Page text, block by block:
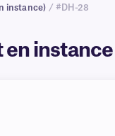
instance) / #DH-28
instance